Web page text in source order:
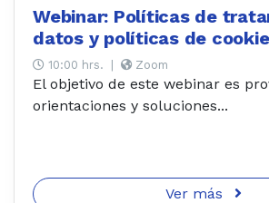
Webinar: Políticas de
datos y políticas de
10:00 hrs. Zoom
El objetivo de este webinar es
orientaciones y soluciones...
Ver más